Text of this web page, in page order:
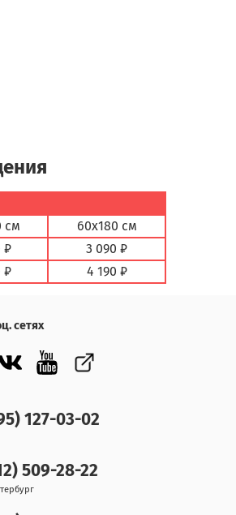
см
60х180 см
₽
3 090 ₽
₽ 4 190 ₽
сетях
127-03-02
509-28-22